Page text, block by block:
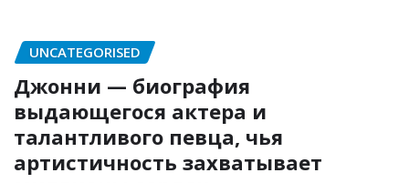
UNCATEGORISED
Джонни — биография
выдающегося актера и
талантливого певца, чья
артистичность захватывает